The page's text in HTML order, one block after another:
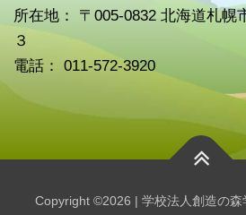
所在地： 〒005-0832 北海道札幌
３
電話： 011-572-3920
Copyright ©2026 | 学校法人創造の森